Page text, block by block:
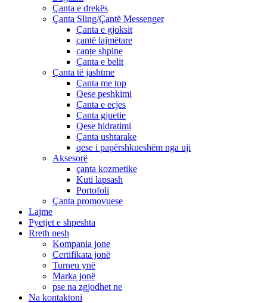
Çanta e drekës
Çanta Sling/Çantë Messenger
Çanta e gjoksit
çantë lajmëtare
cante shpine
Çanta e belit
Çanta të jashtme
Çanta me top
Qese peshkimi
Çanta e ecjes
Çanta gjuetie
Qese hidratimi
Çanta ushtarake
qese i papërshkueshëm nga uji
Aksesorë
çanta kozmetike
Kuti lapsash
Portofoli
Çanta promovuese
Lajme
Pyetjet e shpeshta
Rreth nesh
Kompania jone
Certifikata jonë
Turneu ynë
Marka jonë
pse na zgjodhet ne
Na kontaktoni